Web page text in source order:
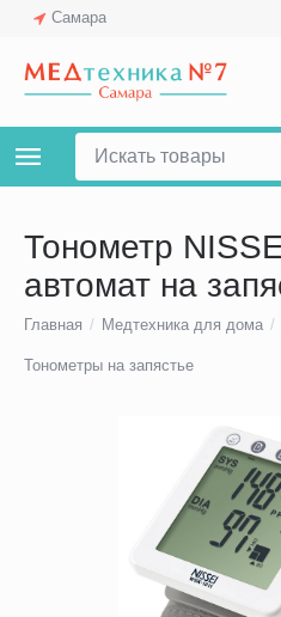
Самара
Тонометр
автомат на
Главная / Медтехника для дома /
Тонометры на запястье